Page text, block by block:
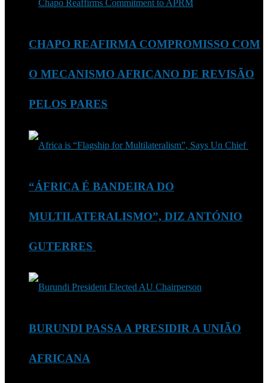
CHAPO REAFIRMA COMPROMISSO COM
O MECANISMO AFRICANO DE REVISÃO
PELOS PARES
“ÁFRICA É BANDEIRA DO
MULTILATERALISMO”, DIZ ANTÓNIO
GUTERRES
BURUNDI PASSA A PRESIDIR A UNIÃO
AFRICANA